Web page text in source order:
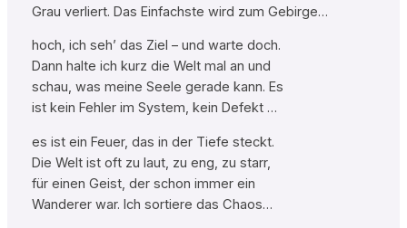
Grau verliert. Das Einfachste wird zum Gebirge…
hoch, ich seh’ das Ziel – und warte doch.
Dann halte ich kurz die Welt mal an und
schau, was meine Seele gerade kann. Es
ist kein Fehler im System, kein Defekt …
es ist ein Feuer, das in der Tiefe steckt.
Die Welt ist oft zu laut, zu eng, zu starr,
für einen Geist, der schon immer ein
Wanderer war. Ich sortiere das Chaos…